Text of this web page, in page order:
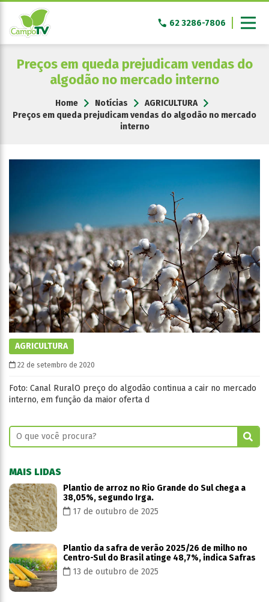
Pular
conteúdo
62 3286-7806
Preços em queda prejudicam vendas do
algodão no mercado interno
Home Notícias
AGRICULTURA
Preços em queda prejudicam vendas do algodão no mercado
interno
AGRICULTURA
22 de setembro de 2020
Foto: Canal RuralO preço do algodão continua a cair no mercado
interno, em função da maior oferta d
MAIS LIDAS
Plantio de arroz no Rio Grande do Sul chega a
38,05%, segundo Irga.
17 de outubro de 2025
Plantio da safra de verão 2025/26 de milho no
Centro-Sul do Brasil atinge 48,7%, indica Safras
13 de outubro de 2025